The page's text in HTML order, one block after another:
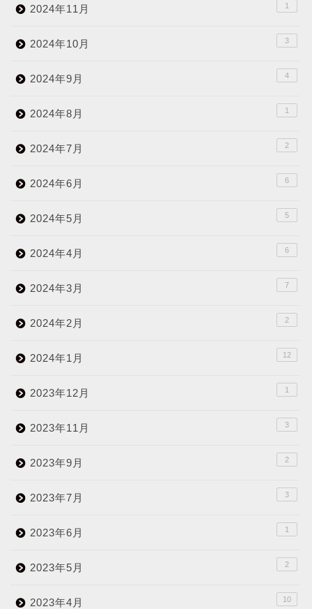
2024年11月 1
2024年10月 3
2024年9月 4
2024年8月 1
2024年7月 2
2024年6月 6
2024年5月 5
2024年4月 6
2024年3月 7
2024年2月 2
2024年1月 12
2023年12月 1
2023年11月 3
2023年9月 2
2023年7月 3
2023年6月 1
2023年5月 2
2023年4月 10